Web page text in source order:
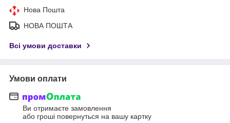
Нова Пошта
НОВА ПОШТА
Всі умови доставки
Умови оплати
Ви отримаєте замовлення
або гроші повернуться на вашу картку